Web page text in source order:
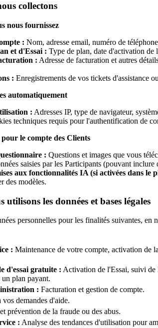
collectons
nous fournissez
: Nom, adresse email, numéro de
et d'Essai : Type de plan, date d'activation de
: Adresse de facturation et autres
: Enregistrements de vos tickets d'assistance
automatiquement
: Adresses IP, type de navigateur,
techniques requis pour l'authentification de
le compte des Clients
: Questions et images que vous
saisies par les Participants (pouvant
aux fonctionnalités IA (si activées dans le
des modèles.
utilisons les données et bases légales
personnelles pour les finalités suivantes, en
: Maintenance de votre compte, activation de
d'essai gratuite : Activation de l'Essai, suivi de
plan payant.
: Facturation et gestion de compte.
vos demandes d'aide.
prévention de la fraude ou des abus.
: Analyse des tendances d'utilisation pour